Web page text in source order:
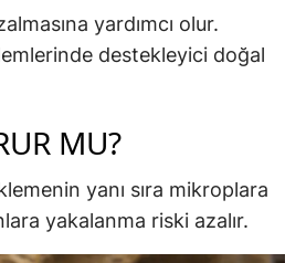
yardımcı olur.
destekleyici doğal
MU?
yanı sıra mikroplara
yakalanma riski azalır.